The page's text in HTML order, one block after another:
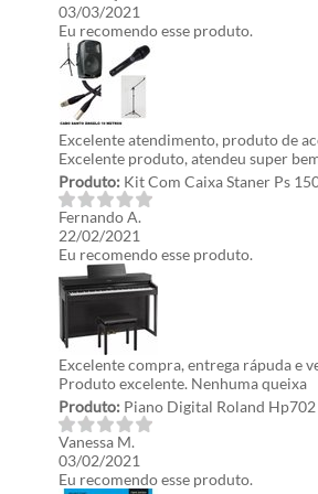
03/03/2021
Eu recomendo esse produto.
Excelente atendimento, produto de
Excelente produto, atendeu super
Produto: Kit Com Caixa Staner Ps
Fernando A.
22/02/2021
Eu recomendo esse produto.
Excelente compra, entrega rápuda e
Produto excelente. Nenhuma queixa
Produto: Piano Digital Roland
Vanessa M.
03/02/2021
Eu recomendo esse produto.